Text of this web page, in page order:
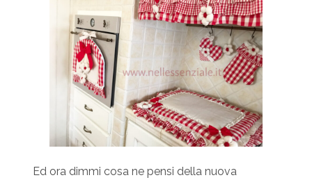
Ed ora dimmi cosa ne pensi della nuova